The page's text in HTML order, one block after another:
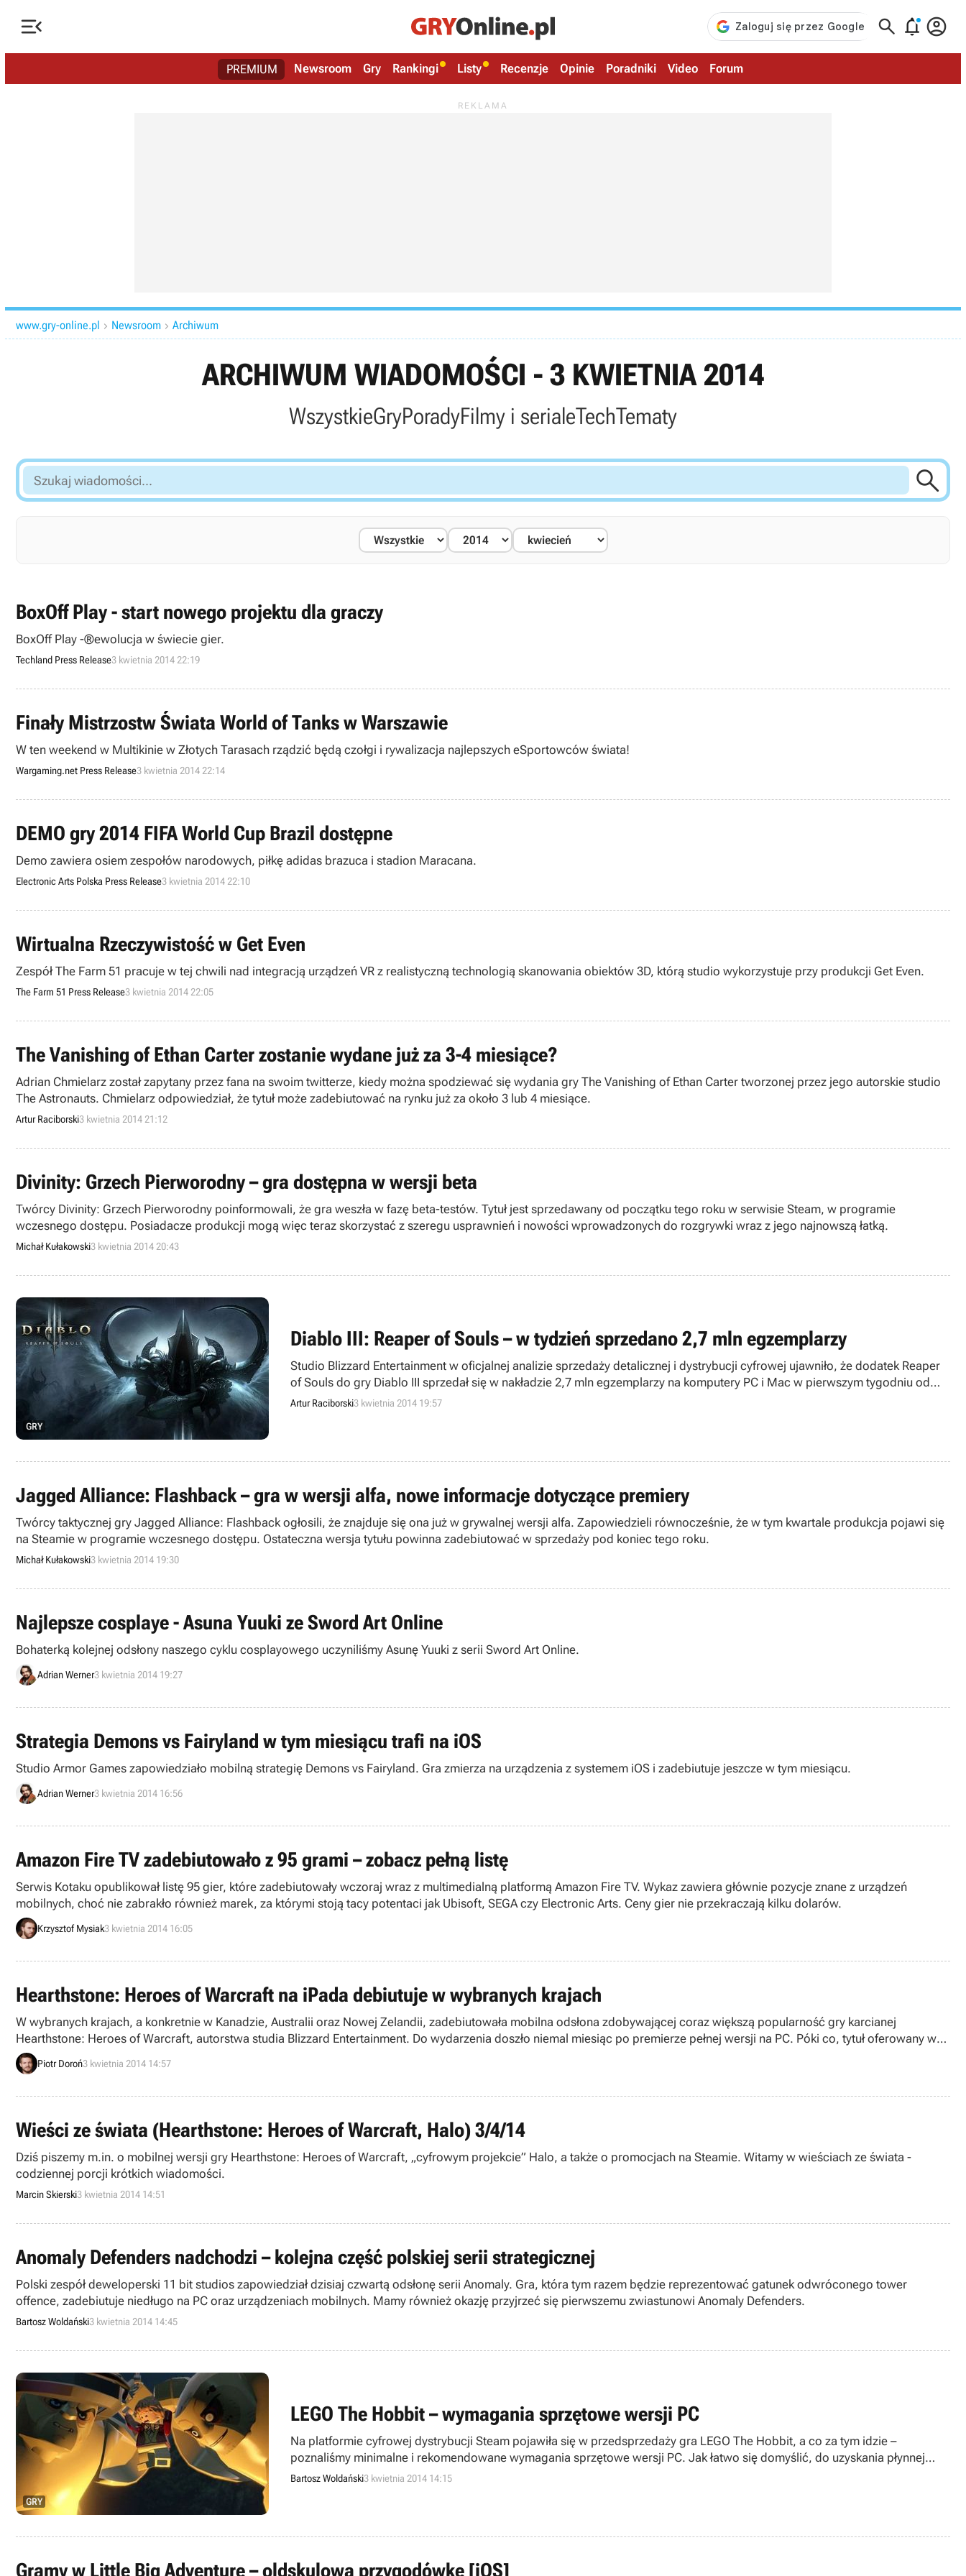
   
PREMIUM Newsroom Gry Rankingi Listy Recenzje Opinie Poradniki Video Forum
www.gry-online.pl  Newsroom  Archiwum
ARCHIWUM WIADOMOŚCI - 3 KWIETNIA 2014
WszystkieGryPoradyFilmy i serialeTechTematy
Szukaj
wiadomości...

BoxOff Play - start nowego projektu dla graczy
BoxOff Play -®ewolucja w świecie gier.
Techland Press Release3 kwietnia 2014 22:19
Finały Mistrzostw Świata World of Tanks w Warszawie
W ten weekend w Multikinie w Złotych Tarasach rządzić będą czołgi i rywalizacja najlepszych eSportowców świata!
Wargaming.net Press Release3 kwietnia 2014 22:14
DEMO gry 2014 FIFA World Cup Brazil dostępne
Demo zawiera osiem zespołów narodowych, piłkę adidas brazuca i stadion Maracana.
Electronic Arts Polska Press Release3 kwietnia 2014 22:10
Wirtualna Rzeczywistość w Get Even
Zespół The Farm 51 pracuje w tej chwili nad integracją urządzeń VR z realistyczną technologią skanowania obiektów 3D, którą studio wykorzystuje przy produkcji Get Even.
The Farm 51 Press Release3 kwietnia 2014 22:05
The Vanishing of Ethan Carter zostanie wydane już za 3-4 miesiące?
Adrian Chmielarz został zapytany przez fana na swoim twitterze, kiedy można spodziewać się wydania gry The Vanishing of Ethan Carter tworzonej przez jego autorskie studio
The Astronauts. Chmielarz odpowiedział, że tytuł może zadebiutować na rynku już za około 3 lub 4 miesiące.
Artur Raciborski3 kwietnia 2014 21:12
Divinity: Grzech Pierworodny – gra dostępna w wersji beta
Twórcy Divinity: Grzech Pierworodny poinformowali, że gra weszła w fazę beta-testów. Tytuł jest sprzedawany od początku tego roku w serwisie Steam, w programie
wczesnego dostępu. Posiadacze produkcji mogą więc teraz skorzystać z szeregu usprawnień i nowości wprowadzonych do rozgrywki wraz z jego najnowszą łatką.
Michał Kułakowski3 kwietnia 2014 20:43
GRY
Diablo III: Reaper of Souls – w tydzień sprzedano 2,7 mln egzemplarzy
Studio Blizzard Entertainment w oficjalnej analizie sprzedaży detalicznej i dystrybucji cyfrowej ujawniło, że dodatek Reaper
of Souls do gry Diablo III sprzedał się w nakładzie 2,7 mln egzemplarzy na komputery PC i Mac w pierwszym tygodniu od
premiery.
Artur Raciborski3 kwietnia 2014 19:57
Jagged Alliance: Flashback – gra w wersji alfa, nowe informacje dotyczące premiery
Twórcy taktycznej gry Jagged Alliance: Flashback ogłosili, że znajduje się ona już w grywalnej wersji alfa. Zapowiedzieli równocześnie, że w tym kwartale produkcja pojawi się
na Steamie w programie wczesnego dostępu. Ostateczna wersja tytułu powinna zadebiutować w sprzedaży pod koniec tego roku.
Michał Kułakowski3 kwietnia 2014 19:30
Najlepsze cosplaye - Asuna Yuuki ze Sword Art Online
Bohaterką kolejnej odsłony naszego cyklu cosplayowego uczyniliśmy Asunę Yuuki z serii Sword Art Online.
Adrian Werner3 kwietnia 2014 19:27
Strategia Demons vs Fairyland w tym miesiącu trafi na iOS
Studio Armor Games zapowiedziało mobilną strategię Demons vs Fairyland. Gra zmierza na urządzenia z systemem iOS i zadebiutuje jeszcze w tym miesiącu.
Adrian Werner3 kwietnia 2014 16:56
Amazon Fire TV zadebiutowało z 95 grami – zobacz pełną listę
Serwis Kotaku opublikował listę 95 gier, które zadebiutowały wczoraj wraz z multimedialną platformą Amazon Fire TV. Wykaz zawiera głównie pozycje znane z urządzeń
mobilnych, choć nie zabrakło również marek, za którymi stoją tacy potentaci jak Ubisoft, SEGA czy Electronic Arts. Ceny gier nie przekraczają kilku dolarów.
Krzysztof Mysiak3 kwietnia 2014 16:05
Hearthstone: Heroes of Warcraft na iPada debiutuje w wybranych krajach
W wybranych krajach, a konkretnie w Kanadzie, Australii oraz Nowej Zelandii, zadebiutowała mobilna odsłona zdobywającej coraz większą popularność gry karcianej
Hearthstone: Heroes of Warcraft, autorstwa studia Blizzard Entertainment. Do wydarzenia doszło niemal miesiąc po premierze pełnej wersji na PC. Póki co, tytuł oferowany w
modelu free-to-play jest dostępny wyłącznie na iPadach – posiadacze tabletów firmy Apple mieszkający w innych regionach przetestują go wkrótce (raczej prędzej, niż
później).
Piotr Doroń3 kwietnia 2014 14:57
Wieści ze świata (Hearthstone: Heroes of Warcraft, Halo) 3/4/14
Dziś piszemy m.in. o mobilnej wersji gry Hearthstone: Heroes of Warcraft, „cyfrowym projekcie” Halo, a także o promocjach na Steamie. Witamy w wieściach ze świata -
codziennej porcji krótkich wiadomości.
Marcin Skierski3 kwietnia 2014 14:51
Anomaly Defenders nadchodzi – kolejna część polskiej serii strategicznej
Polski zespół deweloperski 11 bit studios zapowiedział dzisiaj czwartą odsłonę serii Anomaly. Gra, która tym razem będzie reprezentować gatunek odwróconego tower
offence, zadebiutuje niedługo na PC oraz urządzeniach mobilnych. Mamy również okazję przyjrzeć się pierwszemu zwiastunowi Anomaly Defenders.
Bartosz Woldański3 kwietnia 2014 14:45
GRY
LEGO The Hobbit – wymagania sprzętowe wersji PC
Na platformie cyfrowej dystrybucji Steam pojawiła się w przedsprzedaży gra LEGO The Hobbit, a co za tym idzie –
poznaliśmy minimalne i rekomendowane wymagania sprzętowe wersji PC. Jak łatwo się domyślić, do uzyskania płynnej
animacji w nadchodzącej produkcji studia Traveller’s Tales nie będziemy potrzebować mocnego sprzętu.
Bartosz Woldański3 kwietnia 2014 14:15
Gramy w Little Big Adventure – oldskulową przygodówkę [iOS]